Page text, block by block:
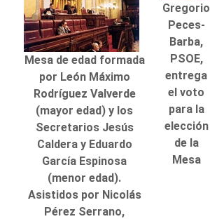
Mesa de edad formada
por León Máximo
Rodríguez Valverde
(mayor edad) y los
Secretarios Jesús
Caldera y Eduardo
García Espinosa
(menor edad).
Asistidos por Nicolás
Pérez Serrano,
Gregorio
Peces-
Barba,
PSOE,
entrega
el voto
para la
elección
de la
Mesa